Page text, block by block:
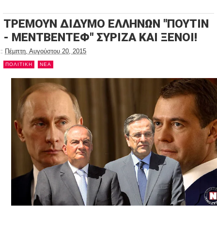
ΤΡΕΜΟΥΝ ΔΙΔΥΜΟ ΕΛΛΗΝΩΝ "ΠΟΥΤΙΝ
- ΜΕΝΤΒΕΝΤΕΦ" ΣΥΡΙΖΑ ΚΑΙ ΞΕΝΟΙ!
Πέμπτη, Αυγούστου 20, 2015
ΠΟΛΙΤΙΚΗ NEA